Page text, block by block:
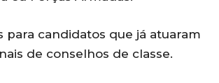
candidatos que já atuaram
de conselhos de classe.